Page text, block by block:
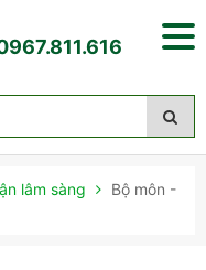
lâm sàng
Bộ môn -